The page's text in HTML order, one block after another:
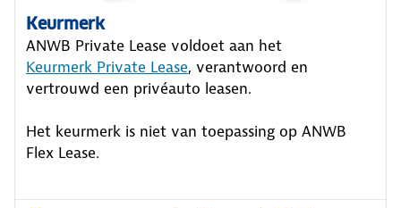
Keurmerk
ANWB Private Lease voldoet aan het
Keurmerk Private Lease, verantwoord en
vertrouwd een privéauto leasen.
Het keurmerk is niet van toepassing op ANWB
Flex Lease.